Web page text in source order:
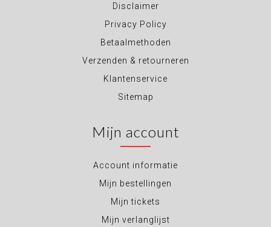
Disclaimer
Privacy Policy
Betaalmethoden
Verzenden & retourneren
Klantenservice
Sitemap
Mijn account
Account informatie
Mijn bestellingen
Mijn tickets
Mijn verlanglijst